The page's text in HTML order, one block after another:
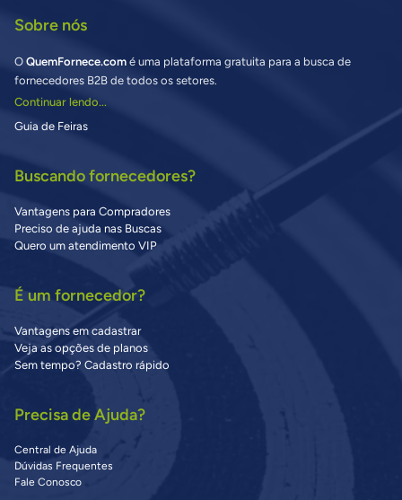
Sobre nós
O QuemFornece.com é uma plataforma gratuita para a busca de
fornecedores B2B de todos os setores.
Continuar lendo...
Guia de Feiras
Buscando fornecedores?
Vantagens para Compradores
Preciso de ajuda nas Buscas
Quero um atendimento VIP
É um fornecedor?
Vantagens em cadastrar
Veja as opções de planos
Sem tempo? Cadastro rápido
Precisa de Ajuda?
Central de Ajuda
Dúvidas Frequentes
Fale Conosco